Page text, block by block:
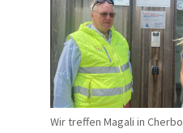
Wir treffen Magali in